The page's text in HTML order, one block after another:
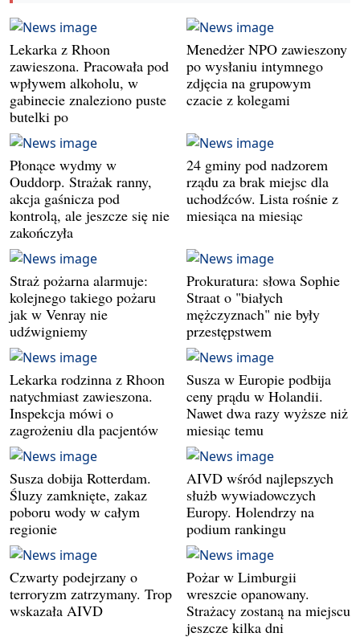
Lekarka z Rhoon
zawieszona. Pracowała pod
wpływem alkoholu, w
gabinecie znaleziono puste
butelki po
Menedżer NPO zawieszony
po wysłaniu intymnego
zdjęcia na grupowym
czacie z kolegami
Płonące wydmy w
Ouddorp. Strażak ranny,
akcja gaśnicza pod
kontrolą, ale jeszcze się nie
zakończyła
24 gminy pod nadzorem
rządu za brak miejsc dla
uchodźców. Lista rośnie z
miesiąca na miesiąc
Straż pożarna alarmuje:
kolejnego takiego pożaru
jak w Venray nie
udźwigniemy
Prokuratura: słowa Sophie
Straat o "białych
mężczyznach" nie były
przestępstwem
Lekarka rodzinna z Rhoon
natychmiast zawieszona.
Inspekcja mówi o
zagrożeniu dla pacjentów
Susza w Europie podbija
ceny prądu w Holandii.
Nawet dwa razy wyższe niż
miesiąc temu
Susza dobija Rotterdam.
Śluzy zamknięte, zakaz
poboru wody w całym
regionie
AIVD wśród najlepszych
służb wywiadowczych
Europy. Holendrzy na
podium rankingu
Czwarty podejrzany o
terroryzm zatrzymany. Trop
wskazała AIVD
Pożar w Limburgii
wreszcie opanowany.
Strażacy zostaną na miejscu
jeszcze kilka dni